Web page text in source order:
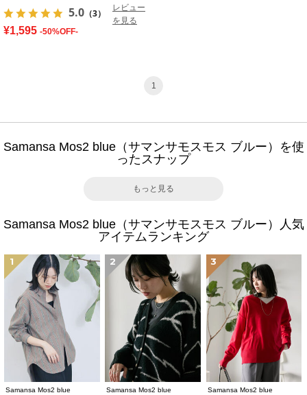
5.0 （3）
レビュー
を見る
¥1,595 -50%OFF-
1
Samansa Mos2 blue（サマンサモスモス ブルー）を使
ったスナップ
もっと見る
Samansa Mos2 blue（サマンサモスモス ブルー）人気
アイテムランキング
1
Samansa Mos2 blue
2
Samansa Mos2 blue
3
Samansa Mos2 blue